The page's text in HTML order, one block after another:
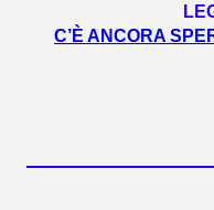
C’È ANCORA